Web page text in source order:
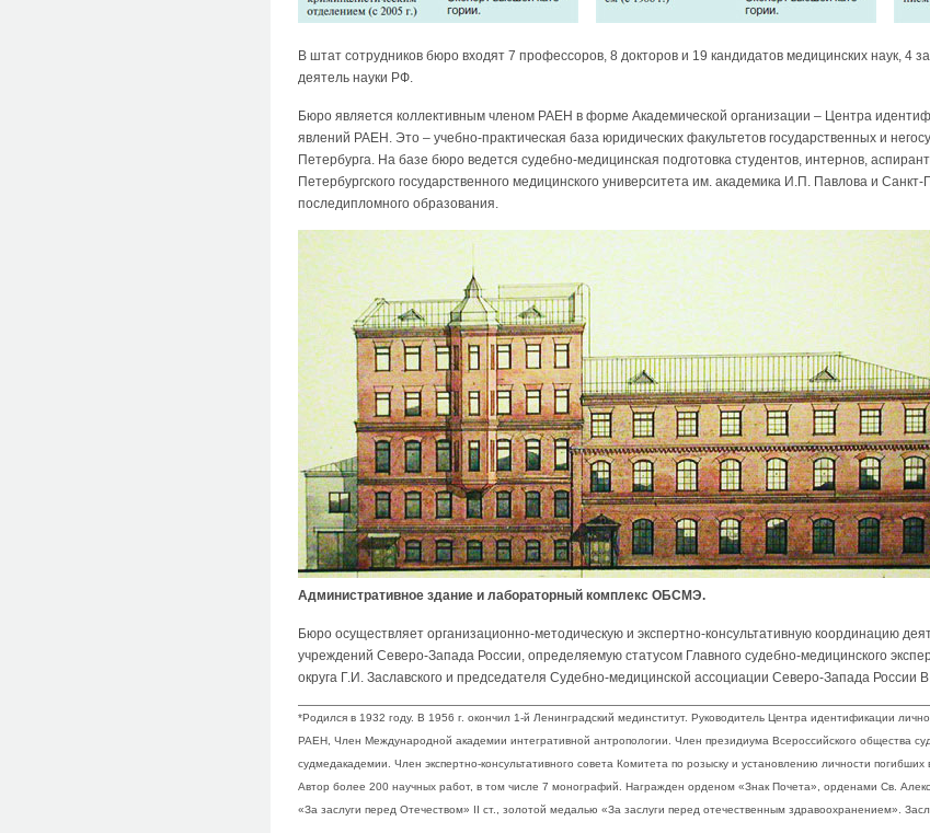
В штат сотрудников бюро входят 7 профессоров, 8 докторов и 19 кандидатов медицинских наук, 4
деятель науки РФ.
Бюро является коллективным членом РАЕН в форме Академической организации – Центра
явлений РАЕН. Это – учебно-практическая база юридических факультетов государственных и
Петербурга. На базе бюро ведется судебно-медицинская подготовка студентов, интернов,
Петербургского государственного медицинского университета им. академика И.П. Павлова и
последипломного образования.
Административное здание и лабораторный комплекс ОБСМЭ.
Бюро осуществляет организационно-методическую и экспертно-консультативную координацию
учреждений Северо-Запада России, определяемую статусом Главного судебно-медицинского
округа Г.И. Заславского и председателя Судебно-медицинской ассоциации Северо-Запада России
*Родился в 1932 году. В 1956 г. окончил 1-й Ленинградский мединститут. Руководитель Центра идентификации
РАЕН, Член Международной академии интегративной антропологии. Член президиума Всероссийского общества
судмедакадемии. Член экспертно-консультативного совета Комитета по розыску и установлению личности
Автор более 200 научных работ, в том числе 7 монографий. Награжден орденом «Знак Почета», орденами Св.
«За заслуги перед Отечеством» II ст., золотой медалью «За заслуги перед отечественным здравоохранением».